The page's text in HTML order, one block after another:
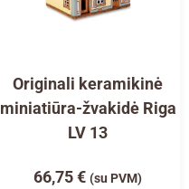
Originali keramikinė
miniatiūra-žvakidė Riga
LV 13
66,75€ (su PVM)